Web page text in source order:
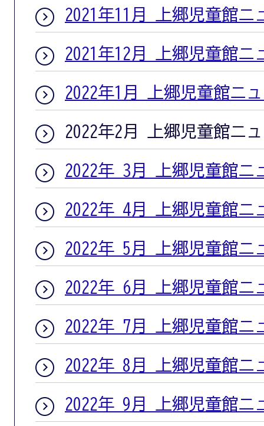
2021年11月 上郷児童館ニ
2021年12月 上郷児童館ニ
2022年1月 上郷児童館ニ
2022年2月 上郷児童館ニ
2022年 3月 上郷児童館ニ
2022年 4月 上郷児童館ニ
2022年 5月 上郷児童館ニ
2022年 6月 上郷児童館ニ
2022年 7月 上郷児童館ニ
2022年 8月 上郷児童館ニ
2022年 9月 上郷児童館ニ